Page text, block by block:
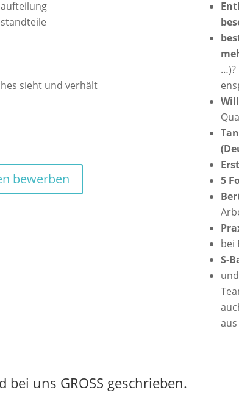
sieht und verhält
bewerben
…)?
5
bei
S-
bei uns GROSS geschrieben.